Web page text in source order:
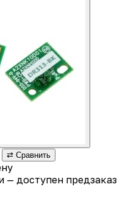
⇄ Сравнить
— доступен предзаказ